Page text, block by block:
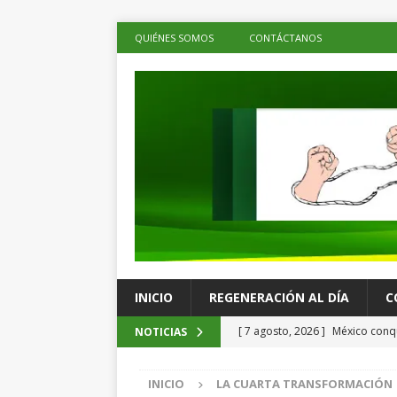
QUIÉNES SOMOS CONTÁCTANOS
INICIO REGENERACIÓN AL DÍA
NOTICIAS [ 7 agosto, 2026 ] México
[ 7 agosto, 2026 ] La
INICIO LA CUARTA TRANSFORMACIÓN